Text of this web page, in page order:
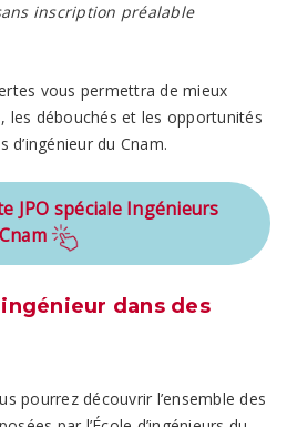
inscription préalable
vous permettra de mieux
les débouchés et les opportunités
du Cnam.
JPO spéciale Ingénieurs
Cnam
dans des
pourrez découvrir l’ensemble des